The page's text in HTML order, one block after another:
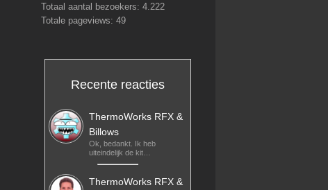
Totaal aantal bezoekers:4.222
Totale pageviews:49
Recente reacties
ThermoWorks RFX &
Billows
Ok, bedankt. Ik heb
uiteindelijk de kit…
ThermoWorks RFX &